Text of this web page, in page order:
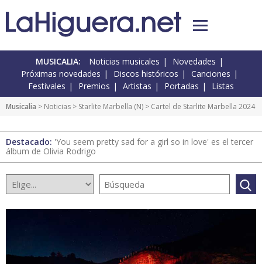
MUSICALIA: Noticias musicales
Novedades
Próximas novedades
Discos históricos
Canciones
Festivales
Premios Artistas Portadas Listas
Musicalia > Noticias > Starlite Marbella (N) > Cartel de Starlite Marbella 2024
Destacado: 'You seem pretty sad for a girl so in love' es el tercer
álbum de Olivia Rodrigo